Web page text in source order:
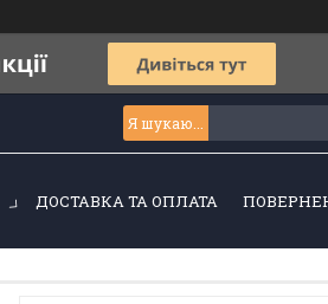
ДОСТАВКА ТА ОПЛАТА